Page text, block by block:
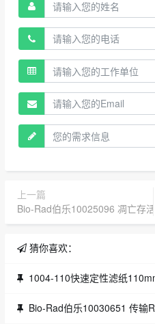
上一篇
Bio-Rad伯乐10025096 凋亡存
猜你喜欢：
1004-110快速定性滤纸110mm
Bio-Rad伯乐10030651 传输